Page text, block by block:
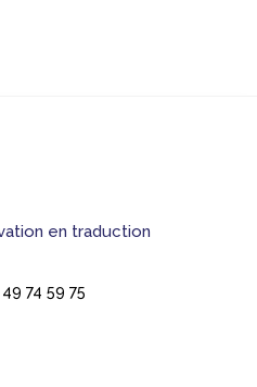
en traduction
74 59 75